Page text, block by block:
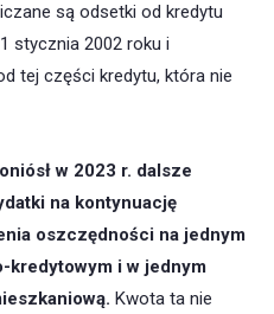
są odsetki od kredytu
stycznia 2002 roku i
tej części kredytu, która nie
w 2023 r. dalsze
na kontynuację
oszczędności na jednym
kredytowym i w jednym
Kwota ta nie